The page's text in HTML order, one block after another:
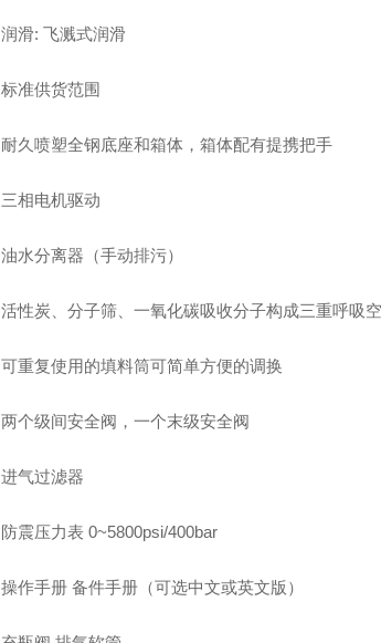
润滑: 飞溅式润滑
标准供货范围
耐久喷塑全钢底座和箱体，箱体配有提携把手
三相电机驱动
油水分离器（手动排污）
活性炭、分子筛、一氧化碳吸收分子构成三重呼吸
可重复使用的填料筒可简单方便的调换
两个级间安全阀，一个末级安全阀
进气过滤器
防震压力表 0~5800psi/400bar
操作手册 备件手册（可选中文或英文版）